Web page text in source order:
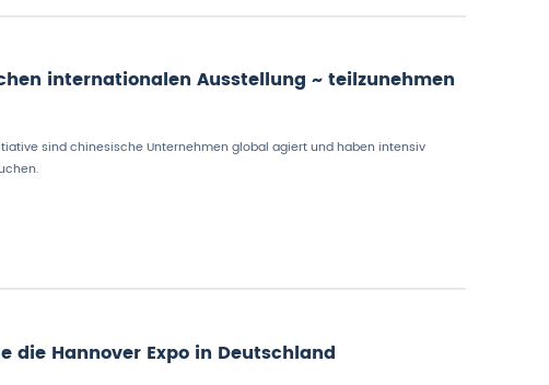
internationalen Ausstellung ~ teilzunehmen
sind chinesische Unternehmen global agiert und haben intensiv
die Hannover Expo in Deutschland